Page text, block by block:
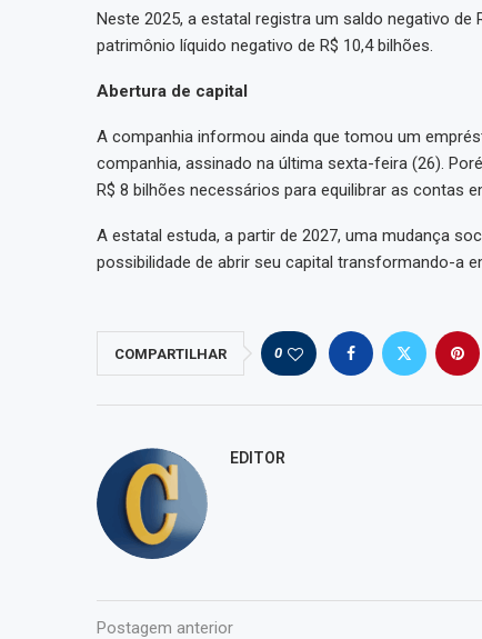
Neste 2025, a estatal registra um saldo negativo
patrimônio líquido negativo de R$ 10,4 bilhões.
Abertura de capital
A companhia informou ainda que tomou um
companhia, assinado na última sexta-feira (26).
R$ 8 bilhões necessários para equilibrar as contas
A estatal estuda, a partir de 2027, uma mudança
possibilidade de abrir seu capital transformando-a
COMPARTILHAR 0
EDITOR
Postagem anterior